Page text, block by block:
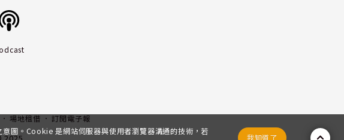
場地租借 訂閱電子報
圖。Cookie 是網站伺服器與使用者瀏覽器溝通的技術，若
我知道了